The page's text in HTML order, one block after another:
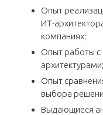
Опыт
ИТ-
компаниях;
Опыт работы с
архитектурами;
Опыт
выбора
Выдающиеся